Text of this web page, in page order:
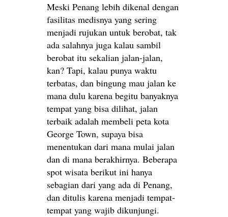
Meski Penang lebih dikenal dengan
fasilitas medisnya yang sering
menjadi rujukan untuk berobat, tak
ada salahnya juga kalau sambil
berobat itu sekalian jalan-jalan,
kan? Tapi, kalau punya waktu
terbatas, dan bingung mau jalan ke
mana dulu karena begitu banyaknya
tempat yang bisa dilihat, jalan
terbaik adalah membeli peta kota
George Town, supaya bisa
menentukan dari mana mulai jalan
dan di mana berakhirnya. Beberapa
spot wisata berikut ini hanya
sebagian dari yang ada di Penang,
dan ditulis karena menjadi tempat-
tempat yang wajib dikunjungi.